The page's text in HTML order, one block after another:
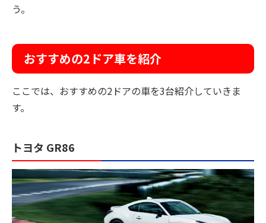
う。
おすすめの2ドア車を紹介
ここでは、おすすめの2ドアの車を3台紹介していきま
す。
トヨタ GR86